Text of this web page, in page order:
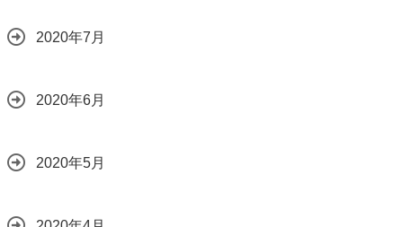
2020年7月
2020年6月
2020年5月